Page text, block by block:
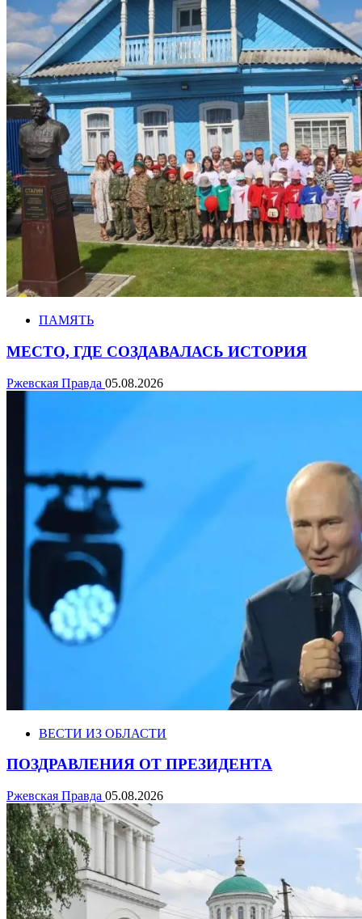
ПАМЯТЬ
МЕСТО, ГДЕ СОЗДАВАЛАСЬ ИСТОРИЯ
Ржевская Правда 05.08.2026
ВЕСТИ ИЗ ОБЛАСТИ
ПОЗДРАВЛЕНИЯ ОТ ПРЕЗИДЕНТА
Ржевская Правда 05.08.2026